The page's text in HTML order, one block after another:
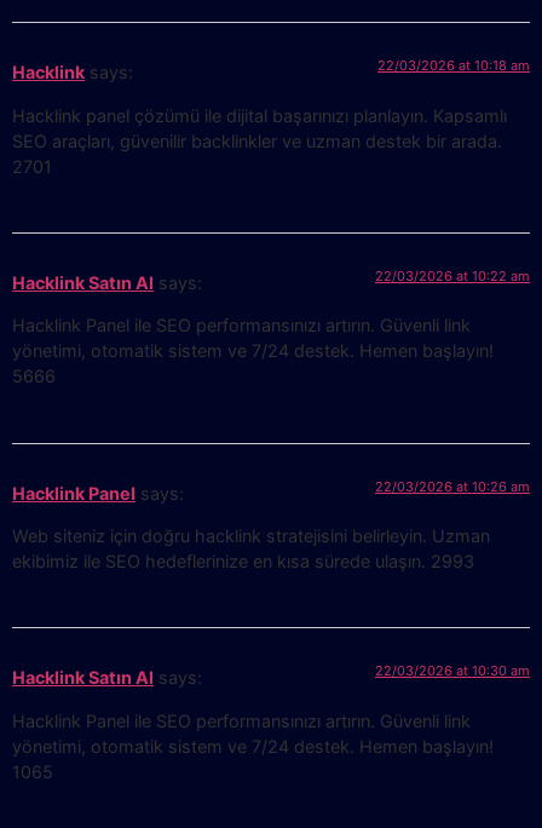
Hacklink says: 22/03/2026 at 10:18 am
Hacklink panel çözümü ile dijital başarınızı planlayın. Kapsamlı
SEO araçları, güvenilir backlinkler ve uzman destek bir arada.
2701
Hacklink Satın Al says: 22/03/2026 at 10:22 am
Hacklink Panel ile SEO performansınızı artırın. Güvenli link
yönetimi, otomatik sistem ve 7/24 destek. Hemen başlayın!
5666
Hacklink Panel says: 22/03/2026 at 10:26 am
Web siteniz için doğru hacklink stratejisini belirleyin. Uzman
ekibimiz ile SEO hedeflerinize en kısa sürede ulaşın. 2993
Hacklink Satın Al says: 22/03/2026 at 10:30 am
Hacklink Panel ile SEO performansınızı artırın. Güvenli link
yönetimi, otomatik sistem ve 7/24 destek. Hemen başlayın!
1065